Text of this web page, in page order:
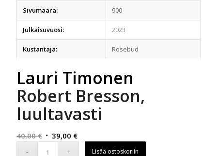
Sivumäärä: 900
Julkaisuvuosi: 2023
Kustantaja: Rosebud
Lauri Timonen
Robert Bresson,
luultavasti
40,00€ Alkuperäinen
39,00 €Nykyinen
Lisää ostoskoriin